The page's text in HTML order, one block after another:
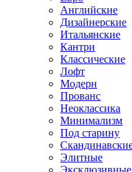
Английские
Дизайнерские
Итальянские
Кантри
Классические
Лофт
Модерн
Прованс
Неоклассика
Минимализм
Под старину
Элитные
Эксклюзивные